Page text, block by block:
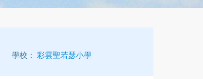
學校： 彩雲聖若瑟小學